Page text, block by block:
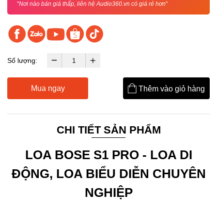
"Nơi nào bán giá thấp, liên hệ Audio360.vn có giá rẻ hơn"
Số lượng:
Mua ngay Thêm vào giỏ hàng
CHI TIẾT SẢN PHẨM
LOA BOSE S1 PRO - LOA DI
ĐỘNG, LOA BIỂU DIỄN CHUYÊN
NGHIỆP